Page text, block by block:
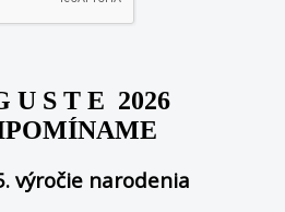
U S T E 2026
výročie narodenia